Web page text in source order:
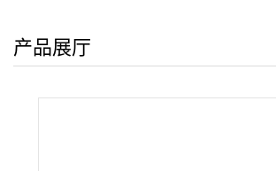
产品展厅